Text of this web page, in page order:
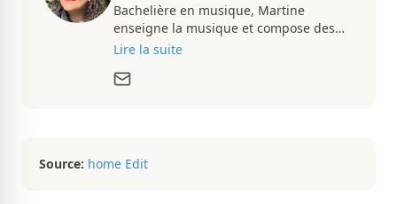
Bachelière en musique, Martine
enseigne la musique et compose des
pièces musicales pendant ses temps
d’aménagement intérieur, elle suit de
Lire la suite
Source: home Edit